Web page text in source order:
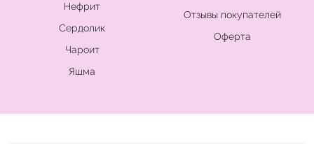
Нефрит
Сердолик
Чароит
Яшма
Отзывы покупателей
Оферта